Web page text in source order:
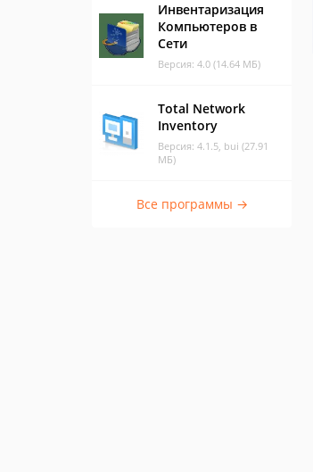
Инвентаризация
Компьютеров в
Сети
Версия: 4.0 (14.64 МБ)
Total Network
Inventory
Версия: 4.1.5, bui (27.91
МБ)
Все программы →